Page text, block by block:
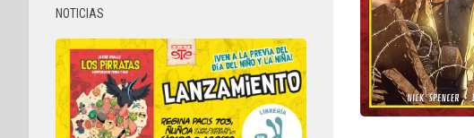
NOTICIAS